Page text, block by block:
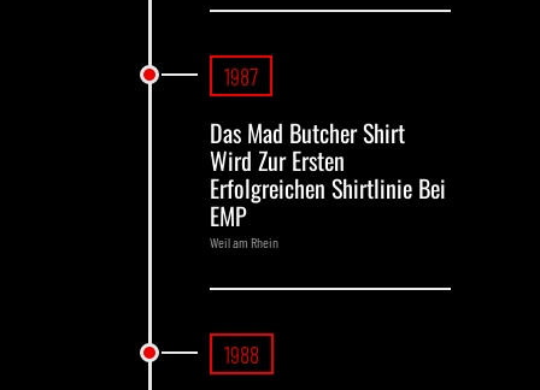
1987
Das Mad Butcher Shirt
Wird Zur Ersten
Erfolgreichen Shirtlinie Bei
EMP
Weil am Rhein
1988